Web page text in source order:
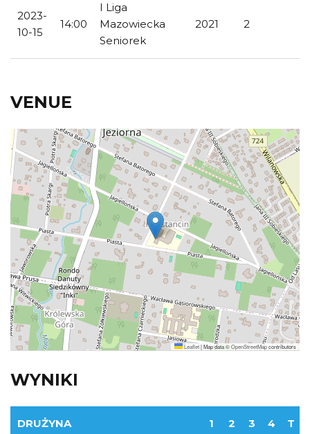
2023-
10-15
14:00
I Liga
Mazowiecka
Seniorek
2021 2
VENUE
Leaflet|Map data ©OpenStreetMapcontributors
WYNIKI
DRUŻYNA 1 2 3 4 T